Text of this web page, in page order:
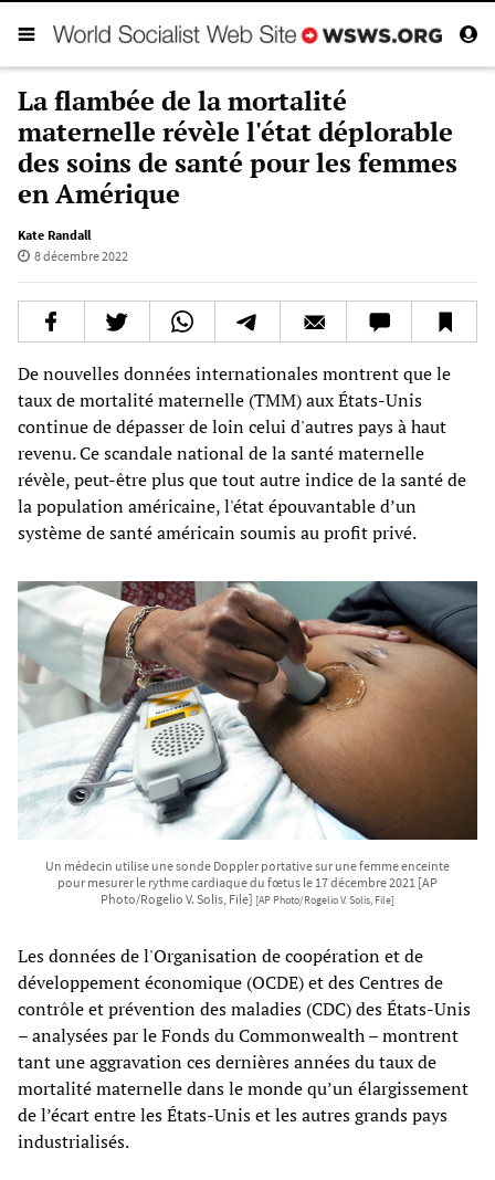
La flambée de la mortalité
maternelle révèle l'état déplorable
des soins de santé pour les femmes
en Amérique
Kate Randall
8 décembre 2022
De nouvelles données internationales montrent que le
taux de mortalité maternelle (TMM) aux États-Unis
continue de dépasser de loin celui d'autres pays à haut
revenu. Ce scandale national de la santé maternelle
révèle, peut-être plus que tout autre indice de la santé de
la population américaine, l'état épouvantable d’un
système de santé américain soumis au profit privé.
Un médecin utilise une sonde Doppler portative sur une femme enceinte
pour mesurer le rythme cardiaque du fœtus le 17 décembre 2021 [AP
Photo/Rogelio V. Solis, File] [AP Photo/Rogelio V. Solis, File]
Les données de l'Organisation de coopération et de
développement économique (OCDE) et des Centres de
contrôle et prévention des maladies (CDC) des États-Unis
– analysées par le Fonds du Commonwealth – montrent
tant une aggravation ces dernières années du taux de
mortalité maternelle dans le monde qu’un élargissement
de l’écart entre les États-Unis et les autres grands pays
industrialisés.